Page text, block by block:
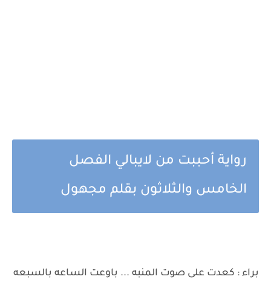
رواية أحببت من لايبالي الفصل
الخامس والثلاثون بقلم مجهول
براء : كعدت على صوت المنبه ... باوعت الساعه بالسبعه